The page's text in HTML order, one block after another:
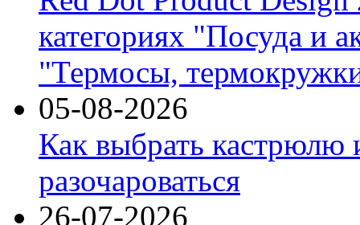
категориях "Посуда и
"Термосы,
05-08-2026
Как выбрать кастрюлю
разочароваться
26-07-2026